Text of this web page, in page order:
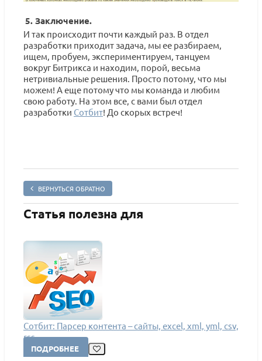
5. Заключение.
И так происходит почти каждый раз. В отдел
разработки приходит задача, мы ее разбираем,
ищем, пробуем, экспериментируем, танцуем
вокруг Битрикса и находим, порой, весьма
нетривиальные решения. Просто потому, что мы
можем! А еще потому что мы команда и любим
свою работу. На этом все, с вами был отдел
разработки Сотбит! До скорых встреч!
ВЕРНУТЬСЯ ОБРАТНО
Статья полезна для
Сотбит: Парсер контента – сайты, excel, xml, yml, csv,
rss
ПОДРОБНЕЕ